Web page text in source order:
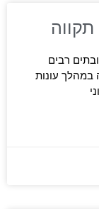
רבים
במהלך עונות